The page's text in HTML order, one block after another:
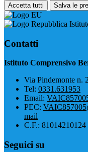
Accetta tutti Salva le
Contatti
Istituto Comprensivo
Via Pindemonte n.
Tel: 0331.631953
Email:
PEC:
mail
C.F.: 81014210124
Seguici su